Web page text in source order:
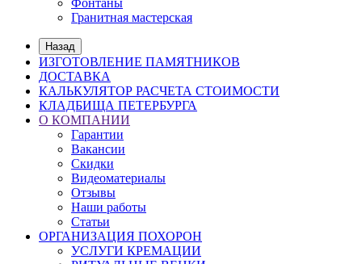
Фонтаны
Гранитная мастерская
Назад
ИЗГОТОВЛЕНИЕ ПАМЯТНИКОВ
ДОСТАВКА
КАЛЬКУЛЯТОР РАСЧЕТА СТОИМОСТИ
КЛАДБИЩА ПЕТЕРБУРГА
О КОМПАНИИ
Гарантии
Вакансии
Скидки
Видеоматериалы
Отзывы
Наши работы
Статьи
ОРГАНИЗАЦИЯ ПОХОРОН
УСЛУГИ КРЕМАЦИИ